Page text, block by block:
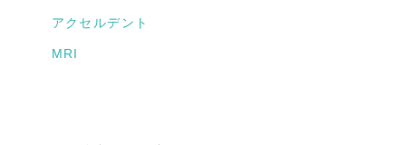
アクセルデント
MRI